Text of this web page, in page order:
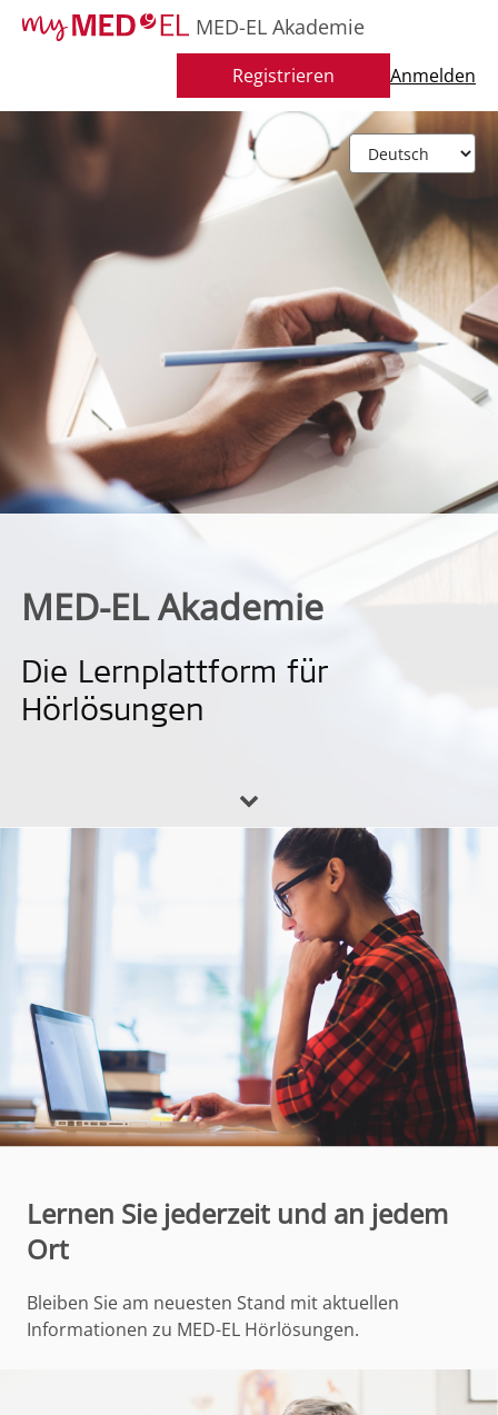
MED-EL Akademie
Registrieren Anmelden
MED-EL Akademie
Die Lernplattform für
Hörlösungen
Lernen Sie jederzeit und an jedem
Ort
Bleiben Sie am neuesten Stand mit aktuellen
Informationen zu MED-EL Hörlösungen.